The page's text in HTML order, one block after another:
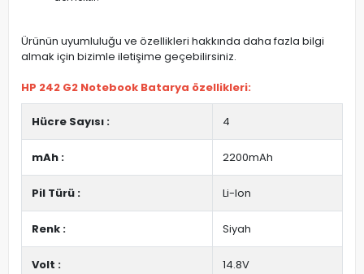
Ürünün uyumluluğu ve özellikleri hakkında daha fazla bilgi
almak için bizimle iletişime geçebilirsiniz.
HP 242 G2 Notebook Batarya özellikleri:
Hücre Sayısı : 4
mAh : 2200mAh
Pil Türü : Li-Ion
Renk : Siyah
Volt : 14.8V